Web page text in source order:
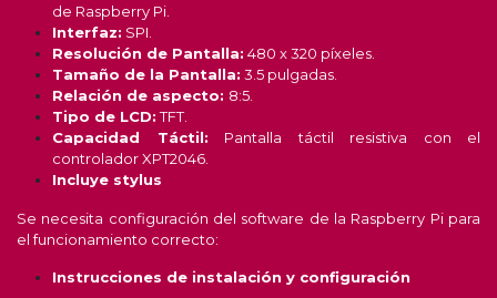
de Raspberry Pi.
Interfaz: SPI.
Resolución de Pantalla: 480 x 320 píxeles.
Tamaño de la Pantalla: 3.5 pulgadas.
Relación de aspecto: 8:5.
Tipo de LCD:TFT.
Capacidad Táctil: Pantalla táctil resistiva con el
controlador XPT2046.
Incluye stylus
Se necesita configuración del software de la Raspberry Pi para
el funcionamiento correcto:
Instrucciones de instalación y configuración